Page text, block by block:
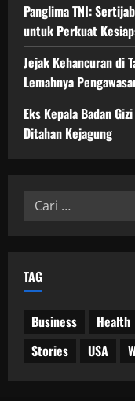
Panglima TNI:
untuk Perkuat
Jejak Kehancuran di
Lemahnya
Eks Kepala Badan
Ditahan Kejagung
Cari
TAG
Business Health
Stories
USA